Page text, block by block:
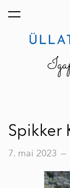
lisati ostukorvi.
Spikker
7. mai 2023 —